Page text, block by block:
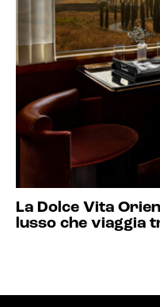
La Dolce Vita
lusso che viaggia